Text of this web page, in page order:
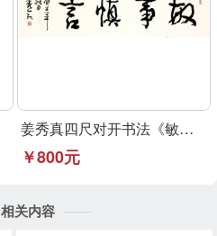
姜秀真四尺对开书法《敏事慎言》行草书法作品
￥800元
相关内容